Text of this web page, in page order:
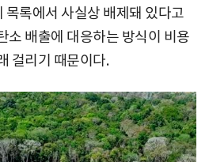
목록에서 사실상 배제돼 있다고
소 배출에 대응하는 방식이 비용
걸리기 때문이다.